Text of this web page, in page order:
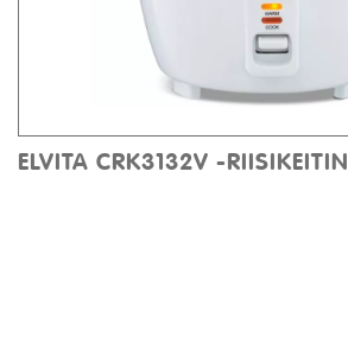
ELVITA CRK3132V -RIISIKEITIN